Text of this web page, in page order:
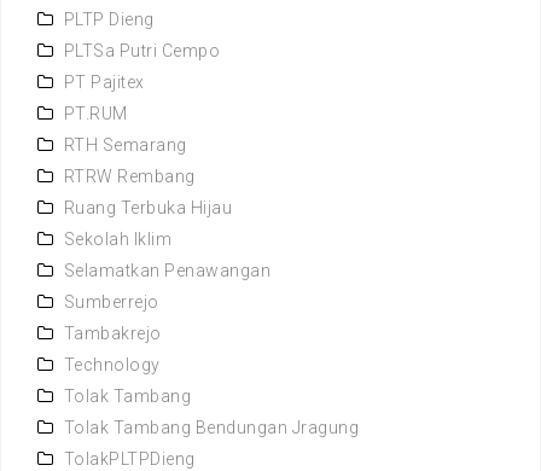
PLTP Dieng
PLTSa Putri Cempo
PT Pajitex
PT.RUM
RTH Semarang
RTRW Rembang
Ruang Terbuka Hijau
Sekolah Iklim
Selamatkan Penawangan
Sumberrejo
Tambakrejo
Technology
Tolak Tambang
Tolak Tambang Bendungan Jragung
TolakPLTPDieng